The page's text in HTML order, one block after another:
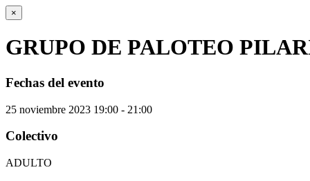
×
GRUPO DE PALOTEO
Fechas del evento
25 noviembre 2023 19:00 - 21:00
Colectivo
ADULTO